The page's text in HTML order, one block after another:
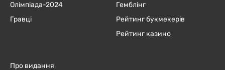
Олімпіада-2024
Гравці
Гемблінг
Рейтинг букмекерів
Рейтинг казино
Про видання